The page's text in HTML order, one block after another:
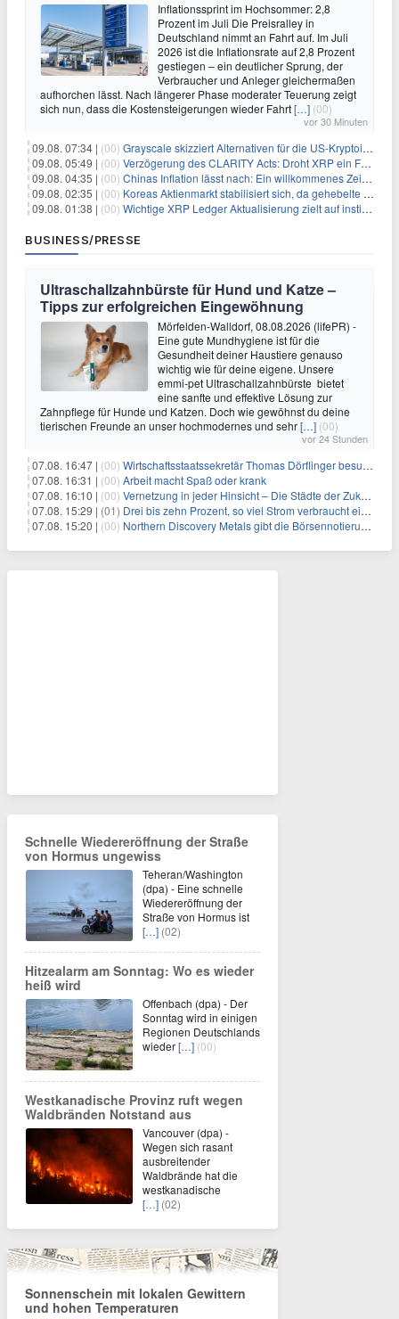
Inflationssprint im Hochsommer: 2,8
Prozent im Juli Die Preisralley in
Deutschland nimmt an Fahrt auf. Im Juli
2026 ist die Inflationsrate auf 2,8 Prozent
gestiegen – ein deutlicher Sprung, der
Verbraucher und Anleger gleichermaßen
aufhorchen lässt. Nach längerer Phase moderater Teuerung zeigt
sich nun, dass die Kostensteigerungen wieder Fahrt[…] (00)
vor 30 Minuten
09.08. 07:34 | (00) Grayscale skizziert Alternativen für die US-Kryptoindustrie ohne CLARITY Act
09.08. 05:49 | (00) Verzögerung des CLARITY Acts: Droht XRP ein Fall unter die $1-Marke?
09.08. 04:35 | (00) Chinas Inflation lässt nach: Ein willkommenes Zeichen für Investoren angesichts der Folgen des Öl-Schocks
09.08. 02:35 | (00) Koreas Aktienmarkt stabilisiert sich, da gehebelte Positionen abgebaut werden
09.08. 01:38 | (00) Wichtige XRP Ledger Aktualisierung zielt auf institutionelle Akzeptanz ab
BUSINESS/PRESSE
Ultraschallzahnbürste für Hund und Katze –
Tipps zur erfolgreichen Eingewöhnung
Mörfelden-Walldorf, 08.08.2026 (lifePR) -
Eine gute Mundhygiene ist für die
Gesundheit deiner Haustiere genauso
wichtig wie für deine eigene. Unsere
emmi-pet Ultraschallzahnbürste bietet
eine sanfte und effektive Lösung zur
Zahnpflege für Hunde und Katzen. Doch wie gewöhnst du deine
tierischen Freunde an unser hochmodernes und sehr[…] (00)
vor 24 Stunden
07.08. 16:47 | (00) Wirtschaftsstaatssekretär Thomas Dörflinger besucht Handwerksbetrieb im Kammerbezirk Freiburg
07.08. 16:31 | (00) Arbeit macht Spaß oder krank
07.08. 16:10 | (00) Vernetzung in jeder Hinsicht – Die Städte der Zukunft sind grün-blau
07.08. 15:29 | (01) Drei bis zehn Prozent, so viel Strom verbraucht ein Aufzug im Gebäude
07.08. 15:20 | (00) Northern Discovery Metals gibt die Börsennotierung an der Frankfurter Wertpapierbörse bekannt
Schnelle Wiedereröffnung der Straße
von Hormus ungewiss
Teheran/Washington
(dpa) - Eine schnelle
Wiedereröffnung der
Straße von Hormus ist
[…] (02)
Hitzealarm am Sonntag: Wo es wieder
heiß wird
Offenbach (dpa) - Der
Sonntag wird in einigen
Regionen Deutschlands
wieder[…] (00)
Westkanadische Provinz ruft wegen
Waldbränden Notstand aus
Vancouver (dpa) -
Wegen sich rasant
ausbreitender
Waldbrände hat die
westkanadische
[…] (02)
Sonnenschein mit lokalen Gewittern
und hohen Temperaturen